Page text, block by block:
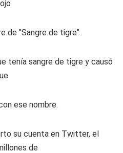
de "Sangre de tigre".
tenía sangre de tigre y causó
ese nombre.
su cuenta en Twitter, el
de